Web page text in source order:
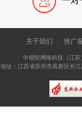
关于我们 推广
中细软网络科技（江
地址：江苏省苏州市高新区长